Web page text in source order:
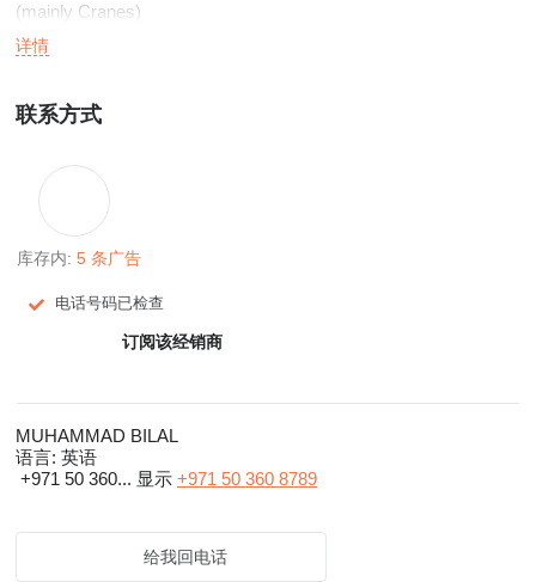
(mainly Cranes)
详情
联系方式
库存内: 5 条广告
电话号码已检查
订阅该经销商
MUHAMMAD BILAL
语言: 英语
+971 50 360... 显示 +971 50 360 8789
给我回电话